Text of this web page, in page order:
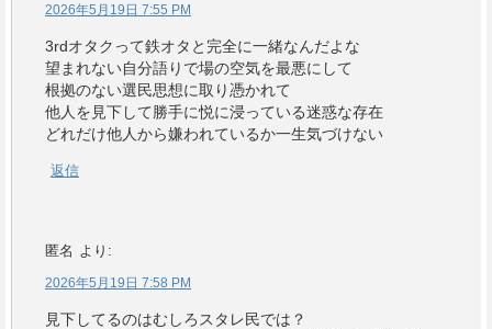
2026年5月19日 7:55 PM
3rdオタクって鉄オタと完全に一緒なんだよな
望まれない自分語りで場の空気を最悪にして
根拠のない選民思想に取り憑かれて
他人を見下して勝手に悦に浸っている迷惑な存在
どれだけ他人から嫌われているか一生気づけない
返信
匿名 より:
2026年5月19日 7:58 PM
見下してるのはむしろスタレ民では？